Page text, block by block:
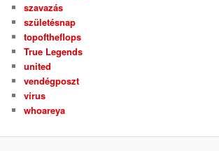
szavazás
születésnap
topoftheflops
True Legends
united
vendégposzt
vírus
whoareya